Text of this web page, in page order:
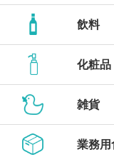
飲料
化粧品
雑貨
業務用